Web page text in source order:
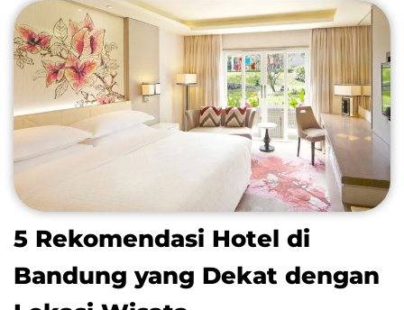
5 Rekomendasi Hotel di
Bandung yang Dekat dengan